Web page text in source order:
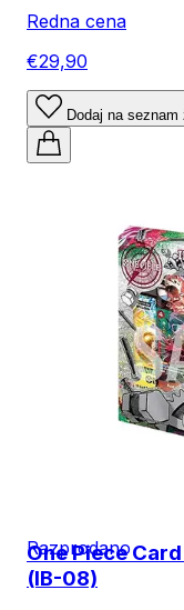
Redna cena
€29,90
Dodaj na seznam
Razprodano
One Piece
(IB-08)